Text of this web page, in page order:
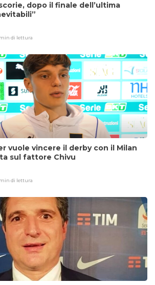
dopo il finale dell’ultima
di lettura
vuole vincere il derby con il Milan
sul fattore Chivu
di lettura